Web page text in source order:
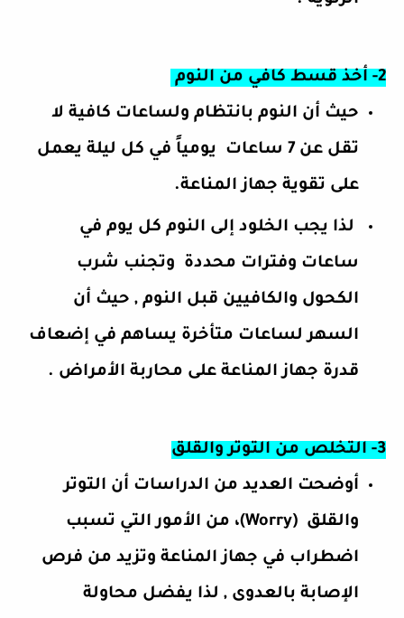
2- أخذ قسط كافي من النوم
حيث أن النوم بانتظام ولساعات كافية لا
تقل عن 7 ساعات
يومياً في كل ليلة يعمل
على تقوية جهاز المناعة.
لذا يجب الخلود إلى النوم كل يوم في
ساعات وفترات محددة وتجنب شرب
الكحول والكافيين قبل النوم , حيث أن
السهر لساعات متأخرة يساهم في إضعاف
قدرة جهاز المناعة على محاربة الأمراض .
3- التخلص من التوتر والقلق
أوضحت العديد من الدراسات أن التوتر
والقلق (Worry)، من الأمور التي تسبب
اضطراب في جهاز المناعة وتزيد من فرص
الإصابة بالعدوى , لذا يفضل محاولة